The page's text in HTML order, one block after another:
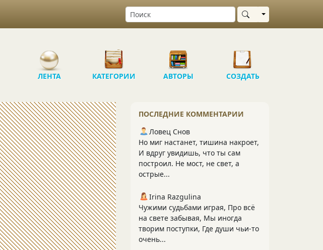
Выбрать область
ЛЕНТА КАТЕГОРИИ АВТОРЫ СОЗДАТЬ
ПОСЛЕДНИЕ КОММЕНТАРИИ
Ловец Снов
Но миг настанет, тишина накроет,
И вдруг увидишь, что ты сам
построил. Не мост, не свет, а
острые...
Irina Razgulina
Чужими судьбами играя, Про всё
на свете забывая, Мы иногда
творим поступки, Где души чьи-то
очень...